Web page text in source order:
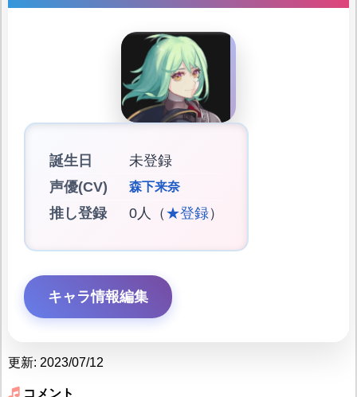
誕生日
未登録
声優(CV)
森下来奈
推し登録 0人（ ★登録）
キャラ情報編集
更新: 2023/07/12
コメント